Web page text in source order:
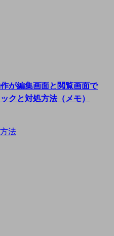
が編集画面と閲覧画面で
クと対処方法（メモ）